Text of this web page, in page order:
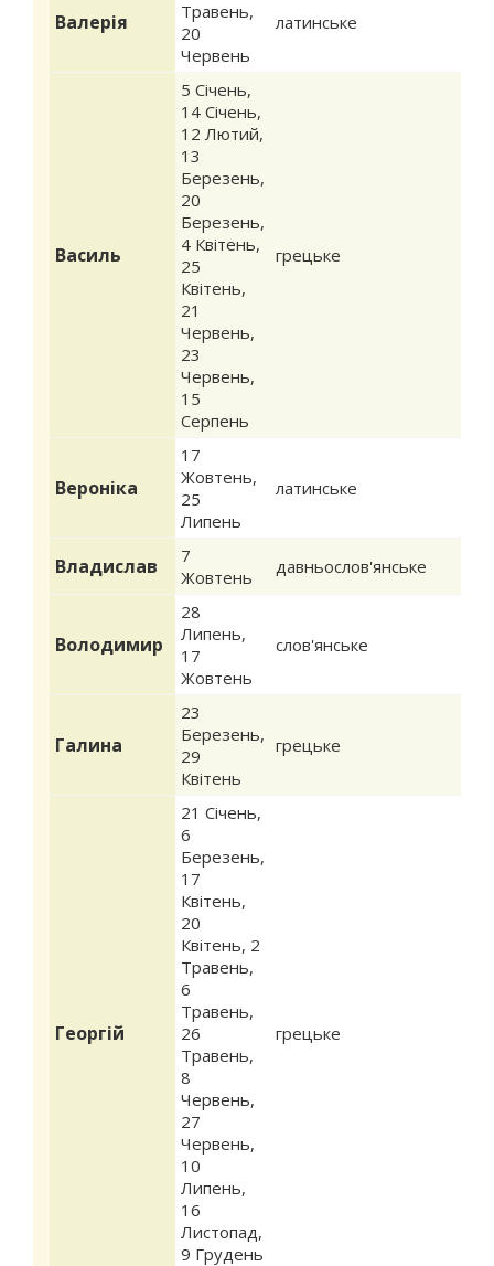
Валерія
Травень,
20
Червень
латинське
Василь
5 Січень,
14 Січень,
12 Лютий,
13
Березень,
20
Березень,
4 Квітень,
25
Квітень,
21
Червень,
23
Червень,
15
Серпень
грецьке
Вероніка
17
Жовтень,
25
Липень
латинське
Владислав
7
Жовтень
давньослов'янське
Володимир
28
Липень,
17
Жовтень
слов'янське
Галина
23
Березень,
29
Квітень
грецьке
Георгій
21 Січень,
6
Березень,
17
Квітень,
20
Квітень, 2
Травень,
6
Травень,
26
Травень,
8
Червень,
27
Червень,
10
Липень,
16
Листопад,
9 Грудень
грецьке